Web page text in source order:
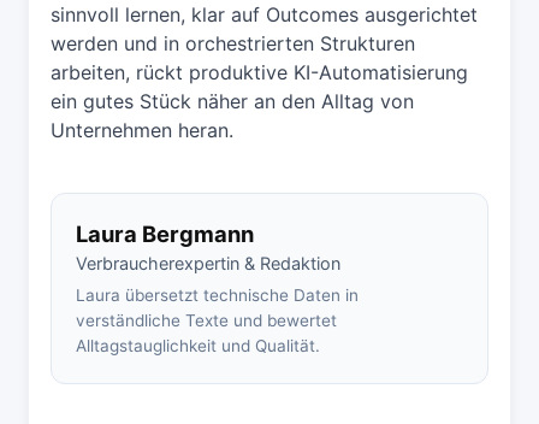
sinnvoll lernen, klar auf Outcomes ausgerichtet
werden und in orchestrierten Strukturen
arbeiten, rückt produktive KI-Automatisierung
ein gutes Stück näher an den Alltag von
Unternehmen heran.
Laura Bergmann
Verbraucherexpertin & Redaktion
Laura übersetzt technische Daten in
verständliche Texte und bewertet
Alltagstauglichkeit und Qualität.